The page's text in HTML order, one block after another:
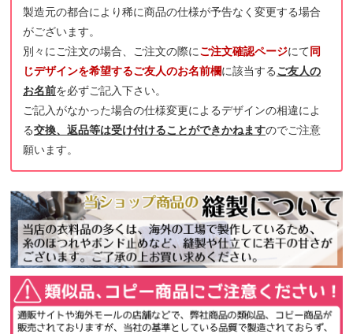
製造元の都合により稀に商品の仕様が予告なく変更する場合
がございます。
別々にご注文の場合、ご注文の際にご注文確認ページにて同
じデザインを希望するご友人のお名前欄に該当するご友人の
お名前を必ずご記入下さい。
ご記入がなかった場合の仕様変更によるデザインの相違によ
る交換、返品等は受け付けることができかねますのでご注意
願います。